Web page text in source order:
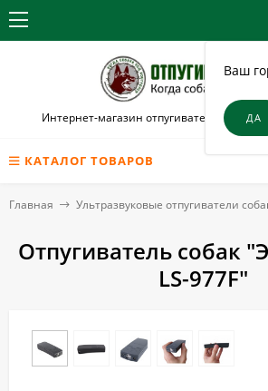
Ваш
Интернет-магазин отпугивателей собак и
КАТАЛОГ ТОВАРОВ
Главная Ультразвуковые отпугиватели
Отпугиватель собак
LS-977F"